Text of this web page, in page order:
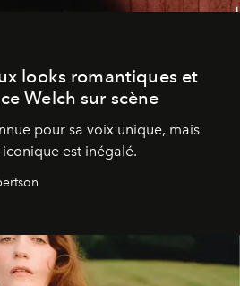
looks romantiques et
Welch sur scène
pour sa voix unique, mais
est inégalé.